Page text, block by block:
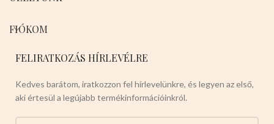
FIÓKOM
FELIRATKOZÁS HÍRLEVÉLRE
Kedves barátom, iratkozzon fel hírlevelünkre, és legyen az első,
aki értesül a legújabb termékinformációinkról.